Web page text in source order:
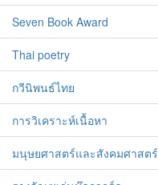
Seven Book Award
Thai poetry
กวีนิพนธ์ไทย
การวิเคราะห์เนื้อหา
มนุษยศาสตร์และสังคมศาสตร์